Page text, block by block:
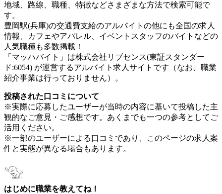
地域、路線、職種、特徴などさまざまな方法で検索可能で
す。
豊岡駅(兵庫)の交通費支給のアルバイトの他にも全国の求人
情報、カフェやアパレル、イベントスタッフのバイトなどの
人気職種も多数掲載！
「マッハバイト」は株式会社リブセンス(東証スタンダー
ド:6054) が運営するアルバイト求人サイトです（なお、職業
紹介事業は行っておりません）。
投稿された口コミについて
※実際に応募したユーザーが当時の内容に基いて投稿した主
観的なご意見・ご感想です。あくまでも一つの参考としてご
活用ください。
※一部のユーザーによる口コミであり、このページの求人案
件と実態が異なる場合もあります。
はじめに職業を教えてね！